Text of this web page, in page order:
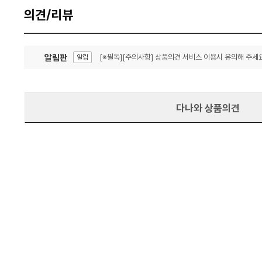
의견/리뷰
알림판 알림 [※필독][주의사항] 상품의견 서비스 이용시 유의해 주세
다나와 상품의견